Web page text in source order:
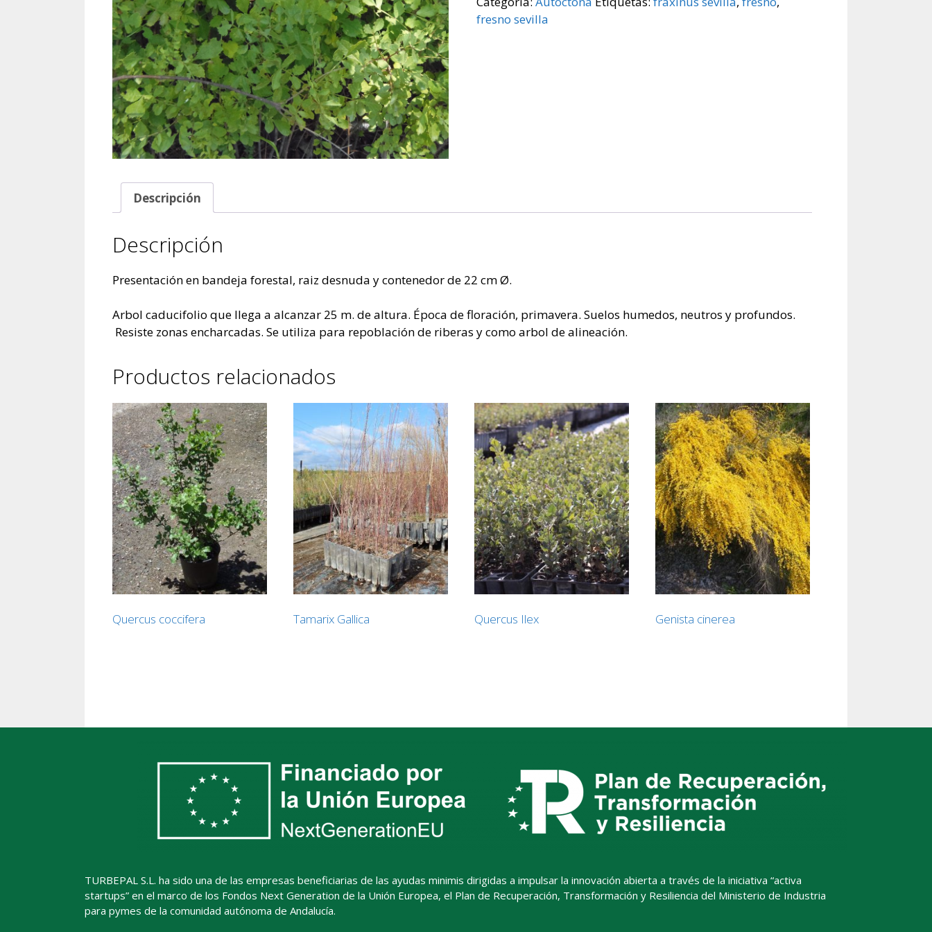
fresno sevilla
Descripción
Descripción
Presentación en bandeja forestal, raiz desnuda y contenedor de 22 cm Ø.
Arbol caducifolio que llega a alcanzar 25 m. de altura. Época de floración, primavera. Suelos humedos, neutros y profundos.
Resiste zonas encharcadas. Se utiliza para repoblación de riberas y como arbol de alineación.
Productos relacionados
Quercus coccifera Tamarix Gallica Quercus Ilex Genista cinerea
TURBEPAL S.L. ha sido una de las empresas beneficiarias de las ayudas minimis dirigidas a impulsar la innovación abierta a través de la iniciativa “activa
startups” en el marco de los Fondos Next Generation de la Unión Europea, el Plan de Recuperación, Transformación y Resiliencia del Ministerio de Industria
para pymes de la comunidad autónoma de Andalucía.